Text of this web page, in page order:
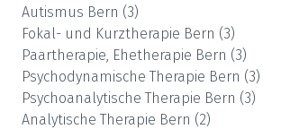
Autismus Bern (3)
Fokal- und Kurztherapie Bern (3)
Paartherapie, Ehetherapie Bern (3)
Psychodynamische Therapie Bern (3)
Psychoanalytische Therapie Bern (3)
Analytische Therapie Bern (2)